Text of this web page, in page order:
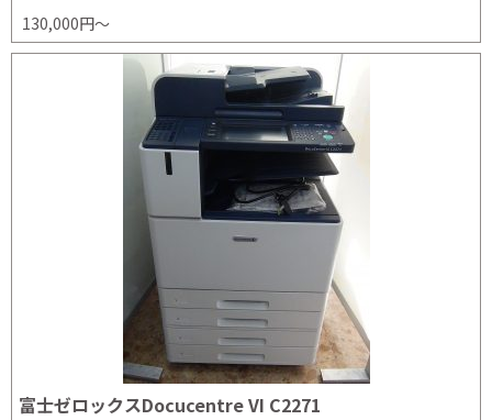
130,000円～
富士ゼロックスDocucentre VI C2271